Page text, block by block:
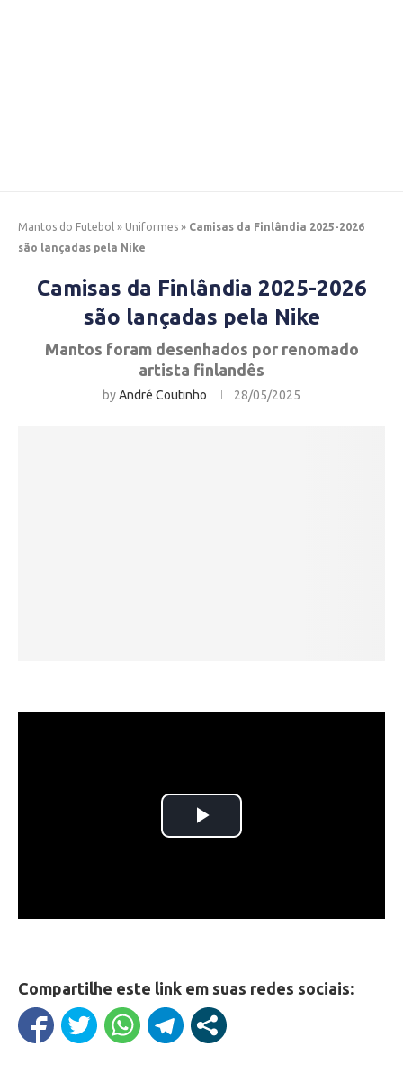
Mantos do Futebol » Uniformes » Camisas da Finlândia 2025-2026
são lançadas pela Nike
Camisas da Finlândia 2025-2026
são lançadas pela Nike
Mantos foram desenhados por renomado
artista finlandês
byAndré Coutinho 28/05/2025
Compartilhe este link em suas redes sociais: